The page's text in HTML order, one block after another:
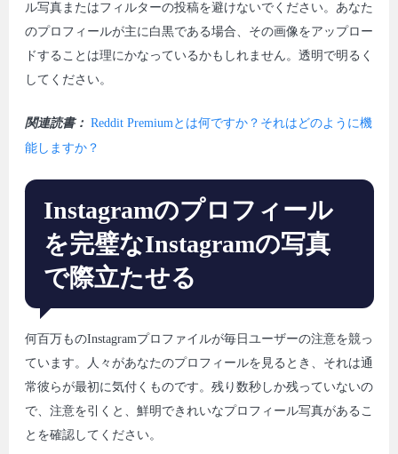
ル写真またはフィルターの投稿を避けないでください。あなた
のプロフィールが主に白黒である場合、その画像をアップロー
ドすることは理にかなっているかもしれません。透明で明るく
してください。
関連読書： Reddit Premiumとは何ですか？それはどのように機
能しますか？
Instagramのプロフィール
を完璧なInstagramの写真
で際立たせる
何百万ものInstagramプロファイルが毎日ユーザーの注意を競っ
ています。人々があなたのプロフィールを見るとき、それは通
常彼らが最初に気付くものです。残り数秒しか残っていないの
で、注意を引くと、鮮明できれいなプロフィール写真があるこ
とを確認してください。